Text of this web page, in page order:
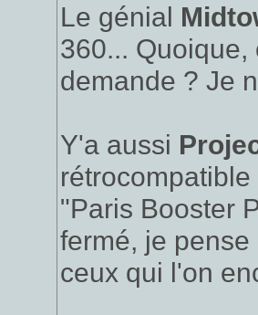
Le génial
360...
demande ? Je
Y'a aussi
"Paris Booster
fermé, je
ceux qui l'on